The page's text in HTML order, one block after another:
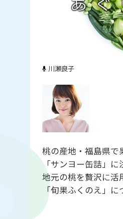
川瀬良子
桃の産地・福島県で
「サンヨー缶詰」に
地元の桃を贅沢に活
「旬果ふくのえ」に